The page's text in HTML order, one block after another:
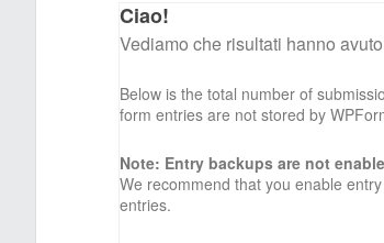
Ciao!
Vediamo che risultati hanno
Below is the total number of
form entries are not stored by
Note: Entry backups are not
We recommend that you enable
entries.